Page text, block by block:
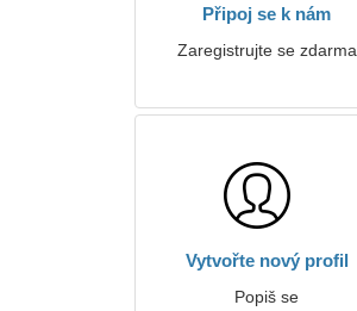
Připoj se k nám
Zaregistrujte se zdarma
Vytvořte nový profil
Popiš se